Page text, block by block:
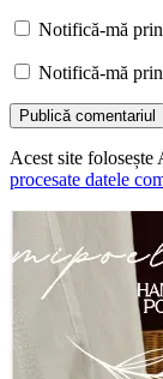
Notifică-mă
Notifică-mă
Acest site folosește
procesate datele